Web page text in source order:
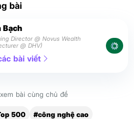
bài
Bạch
Director @ Novus Wealth
@ DHV)
bài viết
bài cùng chủ đề
500
#công nghệ cao